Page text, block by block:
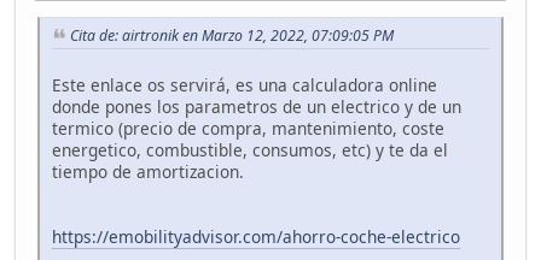
Cita de: airtronik en Marzo 12, 2022, 07:09:05 PM
Este enlace os servirá, es una calculadora online
donde pones los parametros de un electrico y de un
termico (precio de compra, mantenimiento, coste
energetico, combustible, consumos, etc) y te da el
tiempo de amortizacion.
https://emobilityadvisor.com/ahorro-coche-electrico